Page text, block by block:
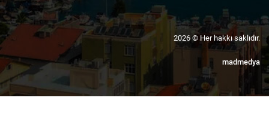
2026 © Her hakkı saklıdır.
madmedya